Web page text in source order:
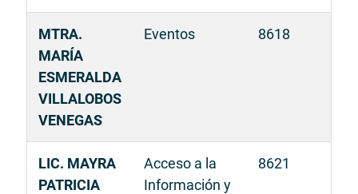
MTRA.
MARÍA
ESMERALDA
VILLALOBOS
VENEGAS
Eventos 8618
LIC. MAYRA
PATRICIA
Acceso a la
Información y
8621